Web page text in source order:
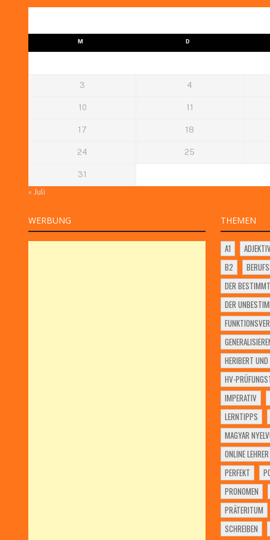
M D
3 4
10 11
17 18
24 25
31
« Juli
WERBUNG THEMEN
A1
B2
DER
DER
HERIBERT
HV-
IMPERATIV
LERNTIPPS
MAGYAR
ONLINE LEHRER
PERFEKT
PRONOMEN
PRÄTERITUM
SCHREIBEN